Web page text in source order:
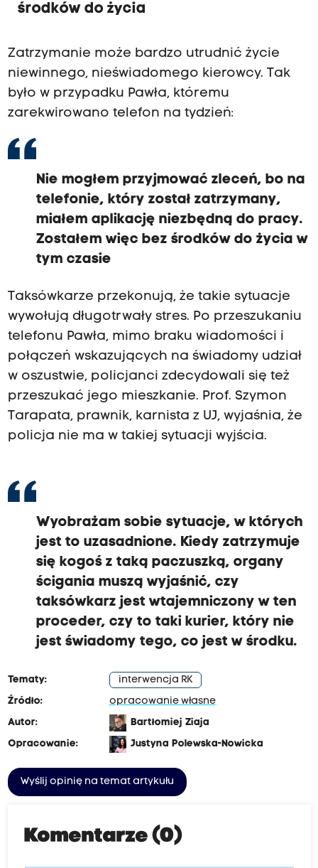
środków do życia
Zatrzymanie może bardzo utrudnić życie
niewinnego, nieświadomego kierowcy. Tak
było w przypadku Pawła, któremu
zarekwirowano telefon na tydzień:
Nie mogłem przyjmować zleceń, bo na
telefonie, który został zatrzymany,
miałem aplikację niezbędną do pracy.
Zostałem więc bez środków do życia w
tym czasie
Taksówkarze przekonują, że takie sytuacje
wywołują długotrwały stres. Po przeszukaniu
telefonu Pawła, mimo braku wiadomości i
połączeń wskazujących na świadomy udział
w oszustwie, policjanci zdecydowali się też
przeszukać jego mieszkanie. Prof. Szymon
Tarapata, prawnik, karnista z UJ, wyjaśnia, że
policja nie ma w takiej sytuacji wyjścia.
Wyobrażam sobie sytuacje, w których
jest to uzasadnione. Kiedy zatrzymuje
się kogoś z taką paczuszką, organy
ścigania muszą wyjaśnić, czy
taksówkarz jest wtajemniczony w ten
proceder, czy to taki kurier, który nie
jest świadomy tego, co jest w środku.
Tematy:
interwencja RK
Źródło:
opracowanie własne
Autor:
Bartłomiej Ziaja
Opracowanie:
Justyna Polewska-Nowicka
Wyślij opinię na temat artykułu
Komentarze (0)